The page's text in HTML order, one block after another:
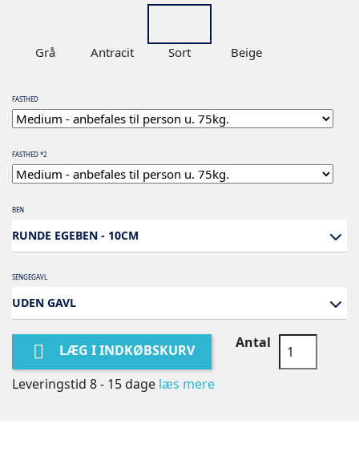
Grå Antracit Sort Beige
FASTHED
FASTHED *2
BEN
RUNDE EGEBEN - 10CM
SENGEGAVL
UDEN GAVL
 LÆG I INDKØBSKURV Antal
Leveringstid 8 - 15 dage læs mere